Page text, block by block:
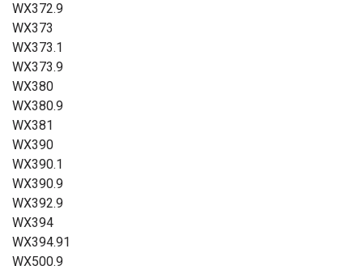
WX372.9
WX373
WX373.1
WX373.9
WX380
WX380.9
WX381
WX390
WX390.1
WX390.9
WX392.9
WX394
WX394.91
WX500.9